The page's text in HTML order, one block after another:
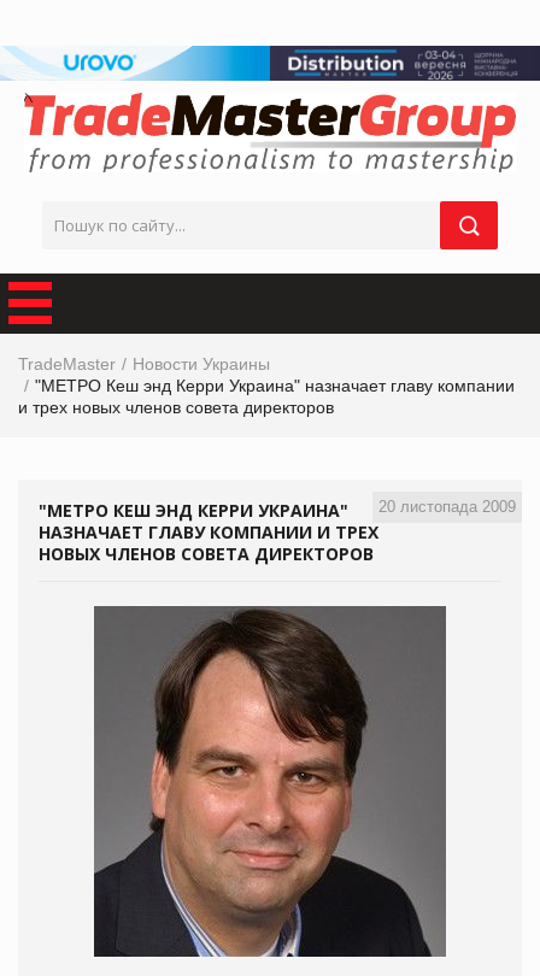
TradeMaster
Новости Украины
"МЕТРО Кеш энд Керри Украина" назначает главу компании
и трех новых членов совета директоров
20 листопада 2009
"МЕТРО КЕШ ЭНД КЕРРИ УКРАИНА"
НАЗНАЧАЕТ ГЛАВУ КОМПАНИИ И ТРЕХ
НОВЫХ ЧЛЕНОВ СОВЕТА ДИРЕКТОРОВ